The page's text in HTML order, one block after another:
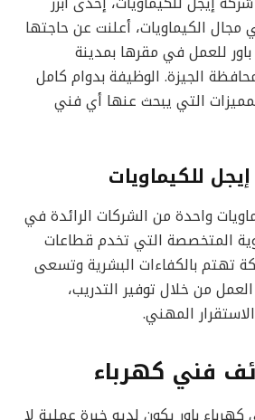
مجال الكيماويات، أعلنت عن حاجتها
للعمل في مقرها بمدينة
الجيزة. الوظيفة بدوام كامل
التي يبحث عنها أي فني
للكيماويات
واحدة من الشركات الرائدة في
المتخصصة التي تخدم قطاعات
تهتم بالكفاءات البشرية وتسعى
من خلال توفير التدريب،
المهني.
فني كهرباء